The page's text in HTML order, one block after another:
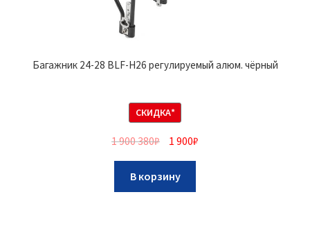
Багажник 24-28 BLF-H26 регулируемый алюм. чёрный
СКИДКА*
1 900 380₽ 1 900₽
В корзину